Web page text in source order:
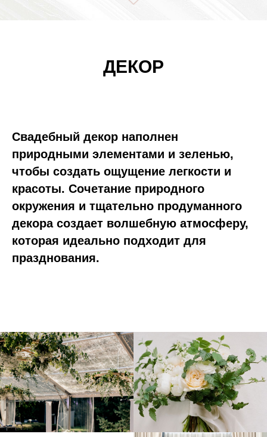
ДЕКОР
Свадебный декор наполнен
природными элементами и зеленью,
чтобы создать ощущение легкости и
красоты. Сочетание природного
окружения и тщательно продуманного
декора создает волшебную атмосферу,
которая идеально подходит для
празднования.